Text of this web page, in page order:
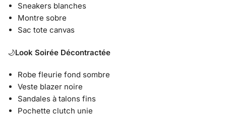
Sneakers blanches
Montre sobre
Sac tote canvas
🌙Look Soirée Décontractée
Robe fleurie fond sombre
Veste blazer noire
Sandales à talons fins
Pochette clutch unie